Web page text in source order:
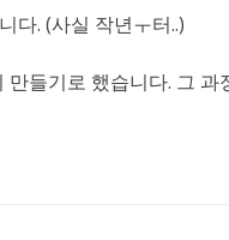
다. (사실 작년ㅜ터..)
들기로 했습니다. 그